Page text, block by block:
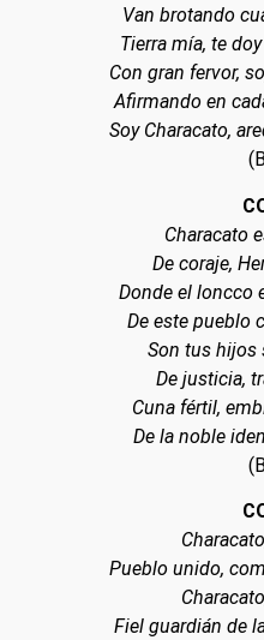
Van brotando
Tierra mía, te
Con gran fervor,
Afirmando en
Soy Characato,
Characato
De coraje,
Donde el loncco
De este pueblo
Son tus hijos
De justicia,
Cuna fértil,
De la noble
Pueblo unido,
Fiel guardián de